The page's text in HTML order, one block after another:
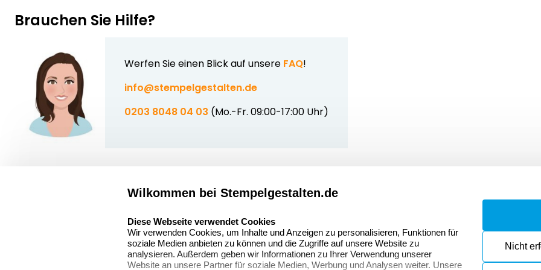
Brauchen Sie Hilfe?
Werfen Sie einen Blick auf unsere FAQ!
info@stempelgestalten.de
0203 8048 04 03 (Mo.-Fr. 09:00-17:00 Uhr)
Stempelgestalten.de
Über uns
Sitemap
Alle
Stempelinformationen
Datenschutzerklärung
Widerrufsrecht
Wilkommen bei Stempelgestalten.de
Diese Webseite verwendet Cookies
Wir verwenden Cookies, um Inhalte und Anzeigen zu personalisieren, Funktionen für
soziale Medien anbieten zu können und die Zugriffe auf unsere Website zu
analysieren. Außerdem geben wir Informationen zu Ihrer Verwendung unserer
Website an unsere Partner für soziale Medien, Werbung und Analysen weiter. Unsere
Nicht